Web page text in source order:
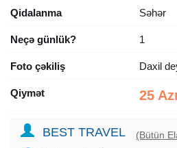
Qidalanma Səhər
Neçə günlük? 1
Foto çəkiliş Daxil
Qiymət 25
BEST TRAVEL (Bütün